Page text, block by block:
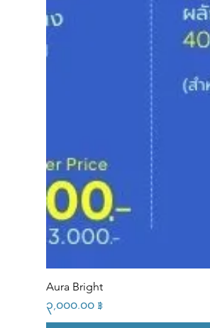
Aura Bright
Price
၃,၀၀၀.၀၀ ฿